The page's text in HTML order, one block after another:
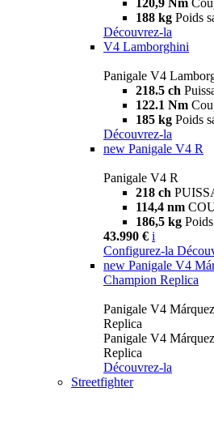
188 kg Poids
Découvrez-la
V4 Lamborghini
Panigale V4
218.5 ch
122.1 Nm
185 kg Poids
Découvrez-la
new Panigale V4 R
Panigale V4 R
218 ch
114,4 nm
186,5 kg
43.990 € i
Configurez-la
new Panigale V4
Champion Replica
Panigale V4
Replica
Panigale V4
Replica
Découvrez-la
Streetfighter